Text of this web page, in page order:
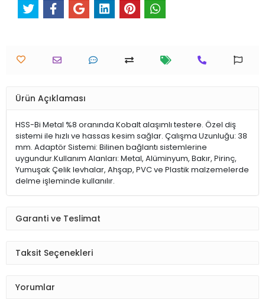
Ürün Açıklaması
HSS-Bi Metal %8 oranında Kobalt alaşımlı testere. Özel diş
sistemi ile hızlı ve hassas kesim sağlar. Çalışma Uzunluğu: 38
mm. Adaptör Sistemi: Bilinen bağlantı sistemlerine
uygundur.Kullanım Alanları: Metal, Alüminyum, Bakır, Pirinç,
Yumuşak Çelik levhalar, Ahşap, PVC ve Plastik malzemelerde
delme işleminde kullanılır.
Garanti ve Teslimat
Taksit Seçenekleri
Yorumlar